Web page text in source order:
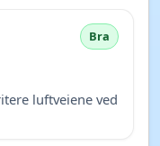
Bra
luftveiene ved